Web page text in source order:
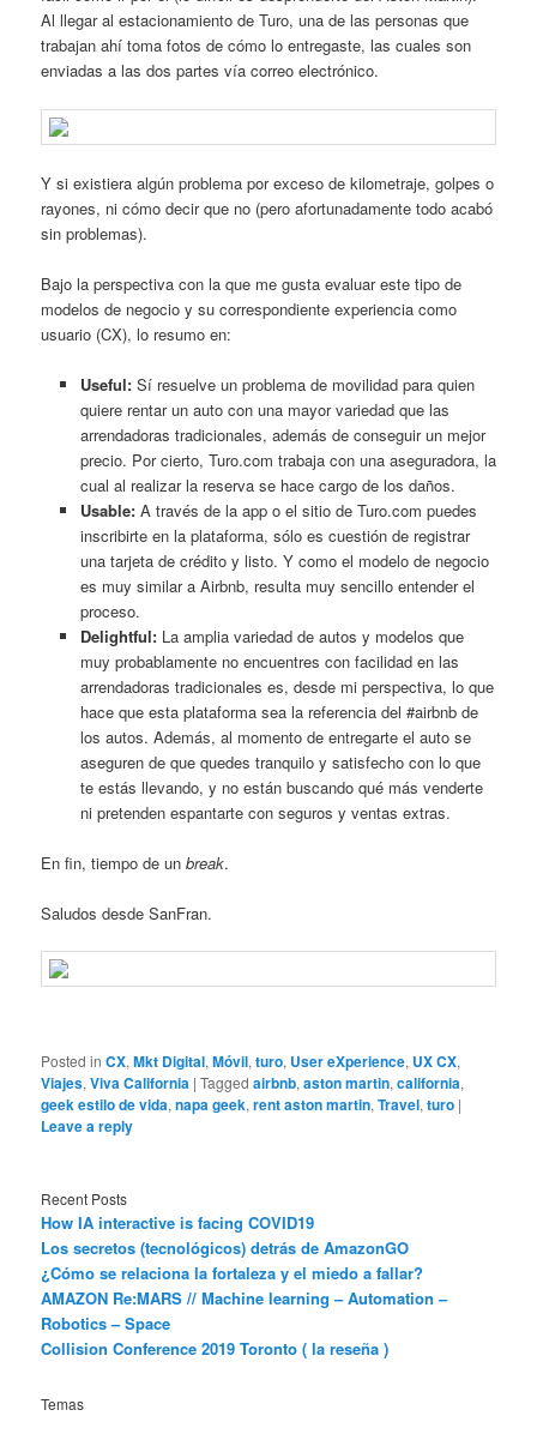
Al llegar al estacionamiento de Turo, una de las personas que
trabajan ahí toma fotos de cómo lo entregaste, las cuales son
enviadas a las dos partes vía correo electrónico.
Y si existiera algún problema por exceso de kilometraje, golpes o
rayones, ni cómo decir que no (pero afortunadamente todo acabó
sin problemas).
Bajo la perspectiva con la que me gusta evaluar este tipo de
modelos de negocio y su correspondiente experiencia como
usuario (CX), lo resumo en:
Useful:Sí resuelve un problema de movilidad para quien
quiere rentar un auto con una mayor variedad que las
arrendadoras tradicionales, además de conseguir un mejor
precio. Por cierto, Turo.com trabaja con una aseguradora, la
cual al realizar la reserva se hace cargo de los daños.
Usable:A través de la app o el sitio de Turo.com puedes
inscribirte en la plataforma, sólo es cuestión de registrar
una tarjeta de crédito y listo. Y como el modelo de negocio
es muy similar a Airbnb, resulta muy sencillo entender el
proceso.
Delightful:La amplia variedad de autos y modelos que
muy probablamente no encuentres con facilidad en las
arrendadoras tradicionales es, desde mi perspectiva, lo que
hace que esta plataforma sea la referencia del #airbnb de
los autos. Además, al momento de entregarte el auto se
aseguren de que quedes tranquilo y satisfecho con lo que
te estás llevando, y no están buscando qué más venderte
ni pretenden espantarte con seguros y ventas extras.
En fin, tiempo de unbreak.
Saludos desde SanFran.
Posted in CX,Mkt Digital,Móvil,turo, User eXperience, UX CX,
Viajes,Viva California |Tagged airbnb,aston martin,california,
geek estilo de vida,napa geek,rent aston martin,Travel,turo |
Leave a reply
Recent Posts
How IA interactive is facing COVID19
Los secretos (tecnológicos) detrás de AmazonGO
¿Cómo se relaciona la fortaleza y el miedo a fallar?
AMAZON Re:MARS // Machine learning – Automation –
Robotics – Space
Collision Conference 2019 Toronto ( la reseña )
Temas